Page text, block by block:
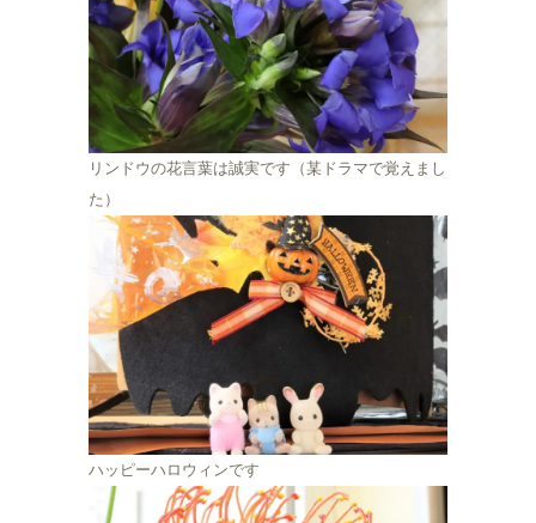
リンドウの花言葉は誠実です（某ドラマで覚えまし
た）
ハッピーハロウィンです